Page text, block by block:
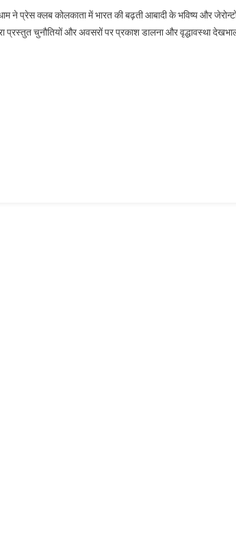
ने
बुजुर्ग
ने प्रेस क्लब कोलकाता में भारत की बढ़ती आबादी के भविष्य और
प्रस्तुत चुनौतियों और अवसरों पर प्रकाश डालना और वृद्धावस्था